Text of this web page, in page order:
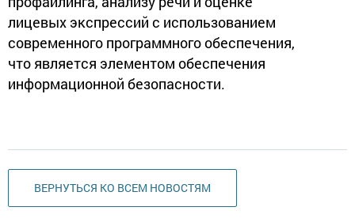
лицевых экспрессий с использованием
современного программного обеспечения,
что является элементом обеспечения
информационной безопасности.
ВЕРНУТЬСЯ КО ВСЕМ НОВОСТЯМ